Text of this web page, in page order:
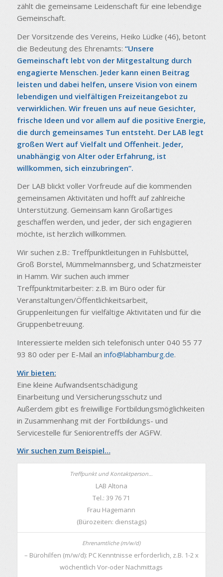
zählt die gemeinsame Leidenschaft für eine lebendige
Gemeinschaft.
Der Vorsitzende des Vereins, Heiko Lüdke (46), betont
die Bedeutung des Ehrenamts: “Unsere
Gemeinschaft lebt von der Mitgestaltung durch
engagierte Menschen. Jeder kann einen Beitrag
leisten und dabei helfen, unsere Vision von einem
lebendigen und vielfältigen Freizeitangebot zu
verwirklichen. Wir freuen uns auf neue Gesichter,
frische Ideen und vor allem auf die positive Energie,
die durch gemeinsames Tun entsteht. Der LAB legt
großen Wert auf Vielfalt und Offenheit. Jeder,
unabhängig von Alter oder Erfahrung, ist
willkommen, sich einzubringen“.
Der LAB blickt voller Vorfreude auf die kommenden
gemeinsamen Aktivitäten und hofft auf zahlreiche
Unterstützung. Gemeinsam kann Großartiges
geschaffen werden, und jeder, der sich engagieren
möchte, ist herzlich willkommen.
Wir suchen z.B.: Treffpunktleitungen in Fuhlsbüttel,
Groß Borstel, Mümmelmannsberg, und Schatzmeister
in Hamm. Wir suchen auch immer
Treffpunktmitarbeiter: z.B. im Büro oder für
Veranstaltungen/Öffentlichkeitsarbeit,
Gruppenleitungen für vielfältige Aktivitäten und für die
Gruppenbetreuung.
Interessierte melden sich telefonisch unter 040 55 77
93 80 oder per E-Mail an info@labhamburg.de.
Wir bieten:
Eine kleine Aufwandsentschädigung
Einarbeitung und Versicherungsschutz und
Außerdem gibt es freiwillige Fortbildungsmöglichkeiten
in Zusammenhang mit der Fortbildungs- und
Servicestelle für Seniorentreffs der AGFW.
Wir suchen zum Beispiel…
LAB Altona
Tel.: 39 76 71
Frau Hagemann
(Bürozeiten: dienstags)
– Bürohilfen (m/w/d): PC Kenntnisse erforderlich, z.B. 1-2 x
wöchentlich Vor-oder Nachmittags